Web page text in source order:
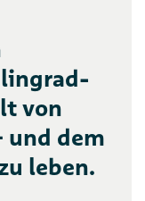
von
und dem
leben.